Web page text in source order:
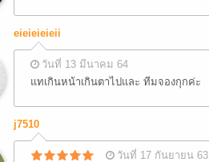
eieieieieii
วันที่ 13 มีนาคม 64
แทเกินหน้าเกินตาไปและ ทีมจองกุกค่ะ
j7510
วันที่ 17 กันยายน 63